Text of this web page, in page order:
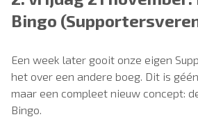
Bingo
Een week later gooit onze eigen
het over een andere boeg. Dit is
maar een compleet nieuw concept:
Bingo.